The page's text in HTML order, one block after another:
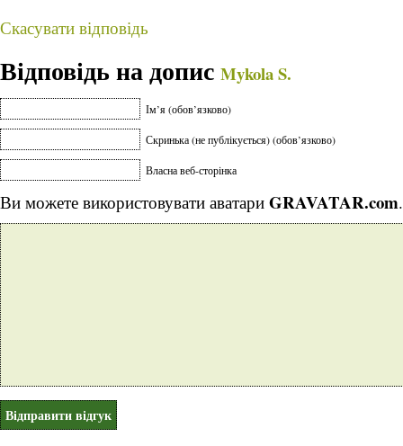
Скасувати відповідь
Відповідь на допис Mykola S.
Ім’я (обов’язково)
Скринька (не публікується) (обов’язково)
Власна веб-сторінка
Ви можете використовувати аватари GRAVATAR.com.